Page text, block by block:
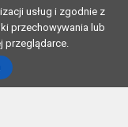
usług i zgodnie z
przechowywania lub
przeglądarce.